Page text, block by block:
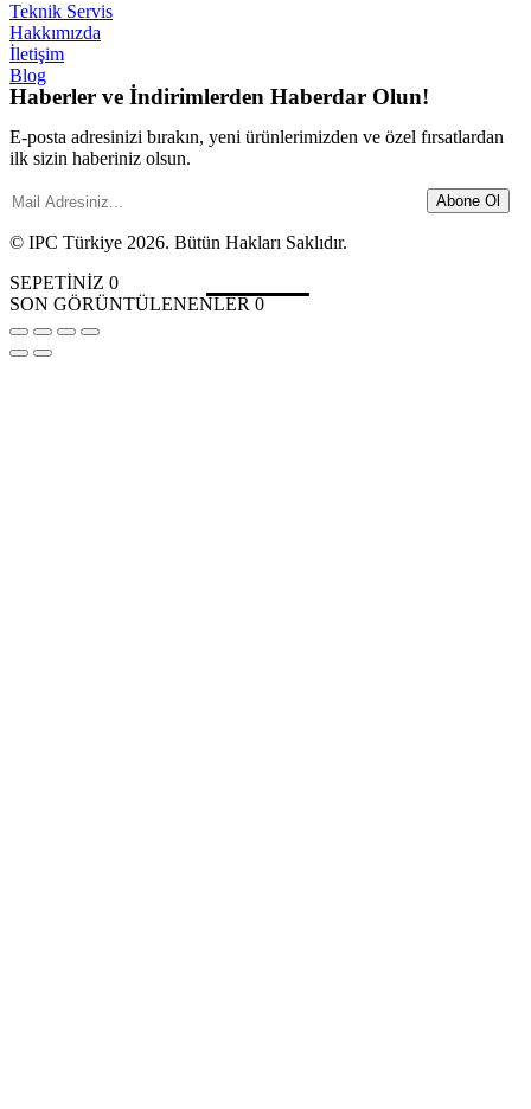
Teknik Servis
Hakkımızda
İletişim
Blog
Haberler ve İndirimlerden Haberdar Olun!
E-posta adresinizi bırakın, yeni ürünlerimizden ve özel fırsatlardan
ilk sizin haberiniz olsun.
Abone Ol
© IPC Türkiye 2026. Bütün Hakları Saklıdır.
SEPETİNİZ 0
SON GÖRÜNTÜLENENLER 0